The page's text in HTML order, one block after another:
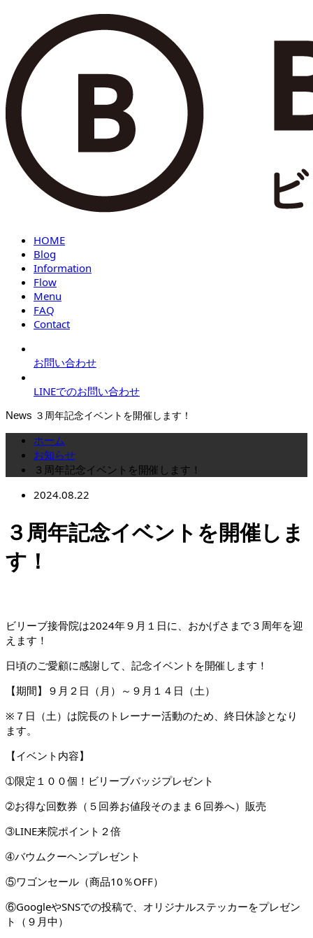
HOME
Blog
Information
Flow
Menu
FAQ
Contact
お問い合わせ
LINEでのお問い合わせ
News ３周年記念イベントを開催します！
ホーム
お知らせ
３周年記念イベントを開催します！
2024.08.22
３周年記念イベントを開催しま
す！
ビリーブ接骨院は2024年９月１日に、おかげさまで３周年を迎
えます！
日頃のご愛顧に感謝して、記念イベントを開催します！
【期間】９月２日（月）～９月１４日（土）
※７日（土）は院長のトレーナー活動のため、終日休診となり
ます。
【イベント内容】
➀限定１００個！ビリーブバッジプレゼント
➁お得な回数券（５回券お値段そのまま６回券へ）販売
➂LINE来院ポイント２倍
➃バウムクーヘンプレゼント
⑤ワゴンセール（商品10％OFF）
⑥GoogleやSNSでの投稿で、オリジナルステッカーをプレゼン
ト（９月中）